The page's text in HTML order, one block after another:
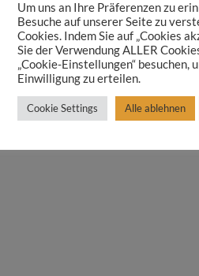
Um uns an Ihre Präferenzen zu
Besuche auf unserer Seite zu
Cookies. Indem Sie auf „Cookies
Sie der Verwendung ALLER
„Cookie-Einstellungen“
Einwilligung zu erteilen.
Cookie Settings Alle ablehnen